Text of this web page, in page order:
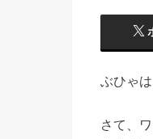
ぶひゃは
さて、